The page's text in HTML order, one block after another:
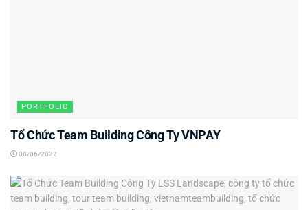
PORTFOLIO
Tổ Chức Team Building Công Ty VNPAY
08/06/2022